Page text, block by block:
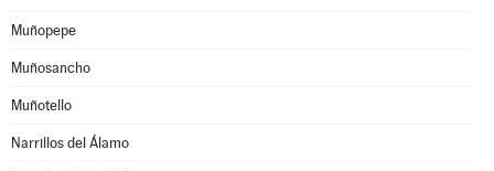
Muñopepe
Muñosancho
Muñotello
Narrillos del Álamo